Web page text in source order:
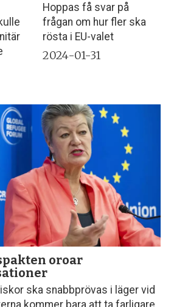
Hoppas få svar på
frågan om hur fler ska
rösta i EU-valet
2024-01-31
oroar
ska snabbprövas i läger vid